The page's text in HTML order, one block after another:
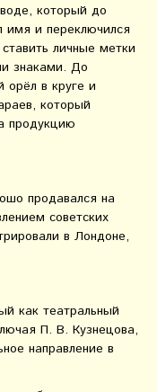
который до
имя и переключился
личные метки
знаками. До
орёл в круге и
который
продукцию
продавался на
советских
в Лондоне,
как театральный
П. В. Кузнецова,
направление в